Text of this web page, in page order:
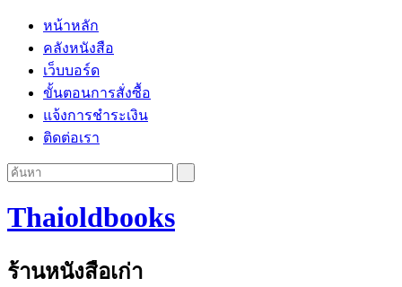
หน้าหลัก
คลังหนังสือ
เว็บบอร์ด
ขั้นตอนการสั่งซื้อ
แจ้งการชำระเงิน
ติดต่อเรา
Thaioldbooks
ร้านหนังสือเก่า